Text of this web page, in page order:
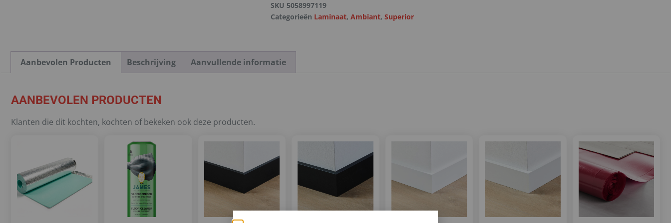
SKU 5058997119
Categorieën Laminaat, Ambiant, Superior
Aanbevolen Producten Beschrijving Aanvullende informatie
AANBEVOLEN PRODUCTEN
Klanten die dit kochten, kochten of bekeken ook deze producten.